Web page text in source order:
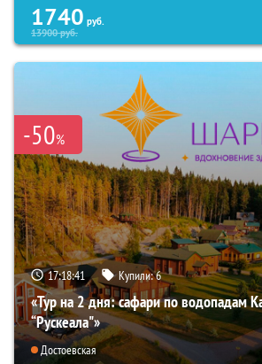
1740 руб.
13900руб.
-50%
17:18:40 Купили:6
«Тур на 2 дня: сафари по водопадам
“Рускеала"»
Достоевская